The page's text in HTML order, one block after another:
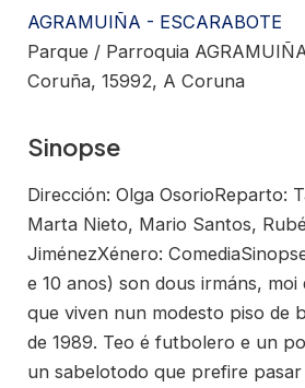
AGRAMUIÑA - ESCARABOTE
Parque / Parroquia
Coruña, 15992, A Coruna
Sinopse
Dirección: Olga OsorioReparto:
Marta Nieto, Mario Santos,
JiménezXénero:
e 10 anos) son dous irmáns,
que viven nun modesto piso de
de 1989. Teo é futbolero e un
un sabelotodo que prefire pasar